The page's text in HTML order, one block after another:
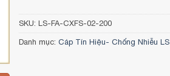
SKU: LS-FA-CXFS-02-200
Danh mục: Cáp Tín Hiệu- Chống Nhiễu LS